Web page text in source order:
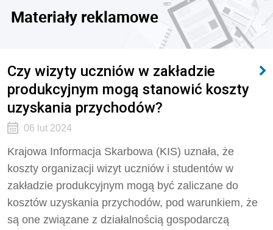
Materiały reklamowe
Czy wizyty uczniów w zakładzie
produkcyjnym mogą stanowić koszty
uzyskania przychodów?
06 lut 2024
Krajowa Informacja Skarbowa (KIS) uznała, że
koszty organizacji wizyt uczniów i studentów w
zakładzie produkcyjnym mogą być zaliczane do
kosztów uzyskania przychodów, pod warunkiem, że
są one związane z działalnością gospodarczą